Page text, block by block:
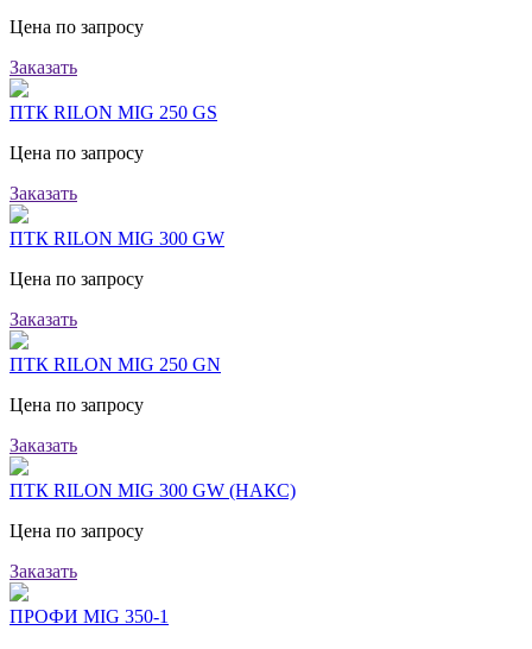
Цена по запросу
Заказать
ПТК RILON MIG 250 GS
Цена по запросу
Заказать
ПТК RILON MIG 300 GW
Цена по запросу
Заказать
ПТК RILON MIG 250 GN
Цена по запросу
Заказать
ПТК RILON MIG 300 GW (НАКС)
Цена по запросу
Заказать
ПРОФИ MIG 350-1